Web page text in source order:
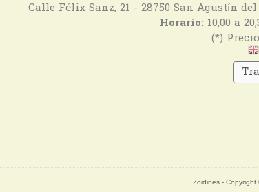
Calle Félix Sanz, 21 - 28750 San Agustín
Horario: 10,00 a
(*)
Zoidines- Copyright